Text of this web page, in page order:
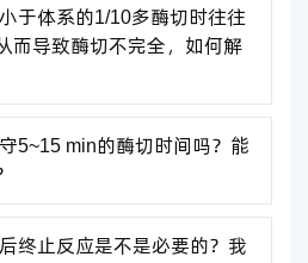
于体系的1/10多酶切时往往
而导致酶切不完全，如何解
5~15 min的酶切时间吗？能
终止反应是不是必要的？我